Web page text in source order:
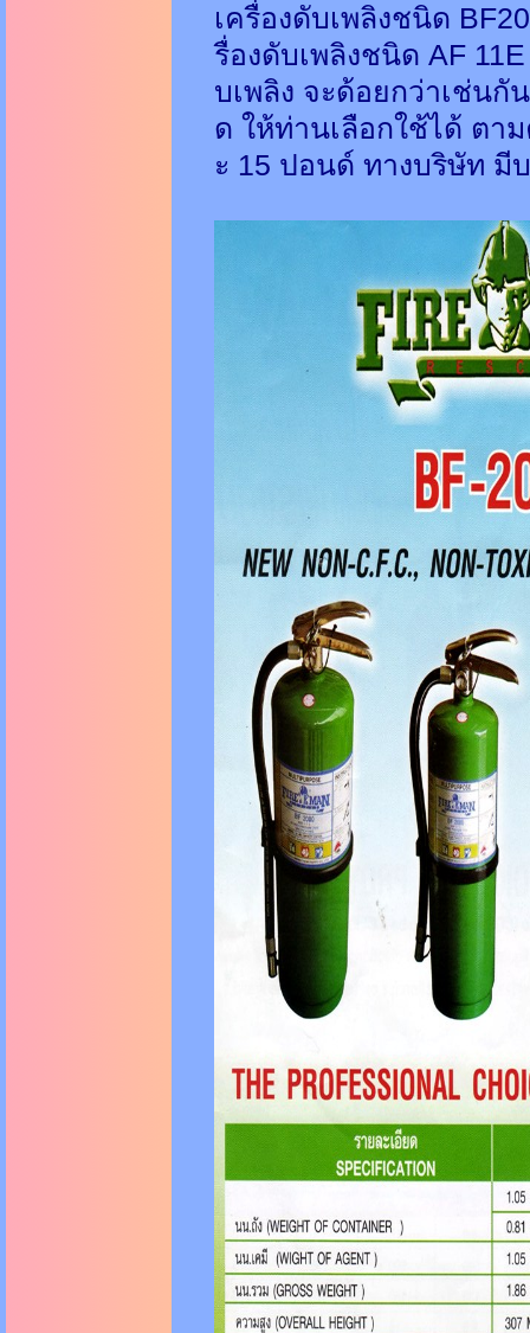
เครื่องดับเพลิงชนิด
รื่องดับเพลิงชนิด AF
บเพลิง จะด้อยกว่าเช่นกั
ด ให้ท่านเลือกใช้ได้ ตา
ะ 15 ปอนด์ ทางบริษัท มี